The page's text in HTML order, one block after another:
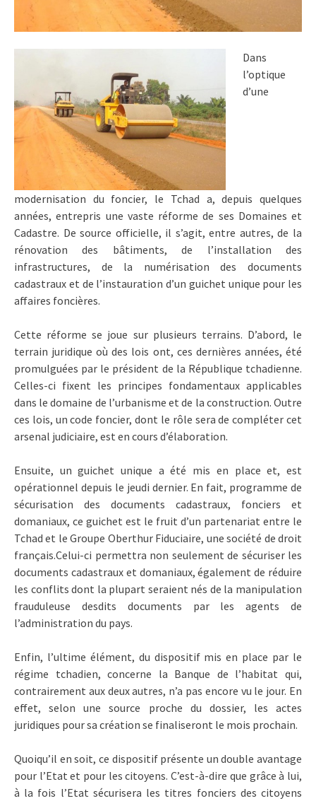
Dans
l’optique
d’une
modernisation du foncier, le Tchad a, depuis quelques
années, entrepris une vaste réforme de ses Domaines et
Cadastre. De source officielle, il s’agit, entre autres, de la
rénovation des bâtiments, de l’installation des
infrastructures, de la numérisation des documents
cadastraux et de l’instauration d’un guichet unique pour les
affaires foncières.
Cette réforme se joue sur plusieurs terrains. D’abord, le
terrain juridique où des lois ont, ces dernières années, été
promulguées par le président de la République tchadienne.
Celles-ci fixent les principes fondamentaux applicables
dans le domaine de l’urbanisme et de la construction. Outre
ces lois, un code foncier, dont le rôle sera de compléter cet
arsenal judiciaire, est en cours d’élaboration.
Ensuite, un guichet unique a été mis en place et, est
opérationnel depuis le jeudi dernier. En fait, programme de
sécurisation des documents cadastraux, fonciers et
domaniaux, ce guichet est le fruit d’un partenariat entre le
Tchad et le Groupe Oberthur Fiduciaire, une société de droit
français.Celui-ci permettra non seulement de sécuriser les
documents cadastraux et domaniaux, également de réduire
les conflits dont la plupart seraient nés de la manipulation
frauduleuse desdits documents par les agents de
l’administration du pays.
Enfin, l’ultime élément, du dispositif mis en place par le
régime tchadien, concerne la Banque de l’habitat qui,
contrairement aux deux autres, n’a pas encore vu le jour. En
effet, selon une source proche du dossier, les actes
juridiques pour sa création se finaliseront le mois prochain.
Quoiqu’il en soit, ce dispositif présente un double avantage
pour l’Etat et pour les citoyens. C’est-à-dire que grâce à lui,
à la fois l’Etat sécurisera les titres fonciers des citoyens